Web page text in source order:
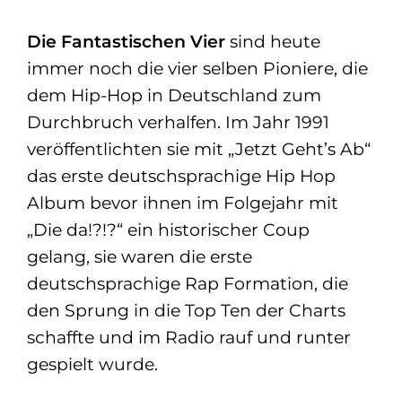
Die Fantastischen Vier sind heute
immer noch die vier selben Pioniere, die
dem Hip-Hop in Deutschland zum
Durchbruch verhalfen. Im Jahr 1991
veröffentlichten sie mit „Jetzt Geht’s Ab“
das erste deutschsprachige Hip Hop
Album bevor ihnen im Folgejahr mit
„Die da!?!?“ ein historischer Coup
gelang, sie waren die erste
deutschsprachige Rap Formation, die
den Sprung in die Top Ten der Charts
schaffte und im Radio rauf und runter
gespielt wurde.